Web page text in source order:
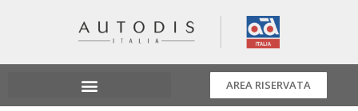
AREA RISERVATA